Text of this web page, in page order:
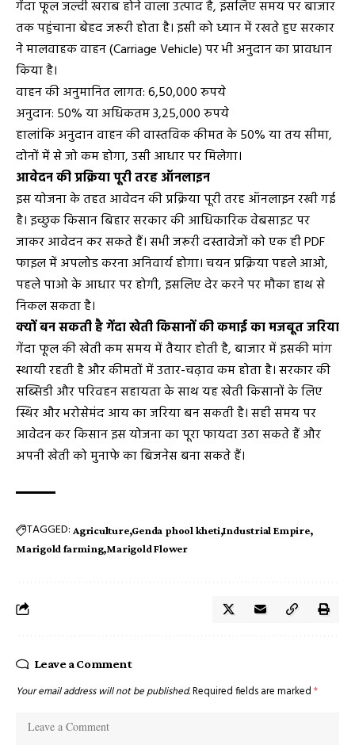
गेंदा फूल जल्दी खराब होने वाला उत्पाद है, इसलिए समय पर बाजार
तक पहुंचाना बेहद जरूरी होता है। इसी को ध्यान में रखते हुए सरकार
ने मालवाहक वाहन (Carriage Vehicle) पर भी अनुदान का प्रावधान
किया है।
वाहन की अनुमानित लागत: 6,50,000 रुपये
अनुदान: 50% या अधिकतम 3,25,000 रुपये
हालांकि अनुदान वाहन की वास्तविक कीमत के 50% या तय सीमा,
दोनों में से जो कम होगा, उसी आधार पर मिलेगा।
आवेदन की प्रक्रिया पूरी तरह ऑनलाइन
इस योजना के तहत आवेदन की प्रक्रिया पूरी तरह ऑनलाइन रखी गई
है। इच्छुक किसान बिहार सरकार की आधिकारिक वेबसाइट पर
जाकर आवेदन कर सकते हैं। सभी जरूरी दस्तावेजों को एक ही PDF
फाइल में अपलोड करना अनिवार्य होगा। चयन प्रक्रिया पहले आओ,
पहले पाओ के आधार पर होगी, इसलिए देर करने पर मौका हाथ से
निकल सकता है।
क्यों बन सकती है गेंदा खेती किसानों की कमाई का मजबूत जरिया
गेंदा फूल की खेती कम समय में तैयार होती है, बाजार में इसकी मांग
स्थायी रहती है और कीमतों में उतार-चढ़ाव कम होता है। सरकार की
सब्सिडी और परिवहन सहायता के साथ यह खेती किसानों के लिए
स्थिर और भरोसेमंद आय का जरिया बन सकती है। सही समय पर
आवेदन कर किसान इस योजना का पूरा फायदा उठा सकते हैं और
अपनी खेती को मुनाफे का बिजनेस बना सकते हैं।
TAGGED: Agriculture Genda phool kheti Industrial Empire
Marigold farming Marigold Flower
Leave a Comment
Your email address will not be published.Required fields are marked *